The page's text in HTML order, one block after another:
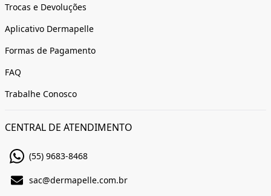
Trocas e Devoluções
Aplicativo Dermapelle
Formas de Pagamento
FAQ
Trabalhe Conosco
CENTRAL DE ATENDIMENTO
(55) 9683-8468
sac@dermapelle.com.br